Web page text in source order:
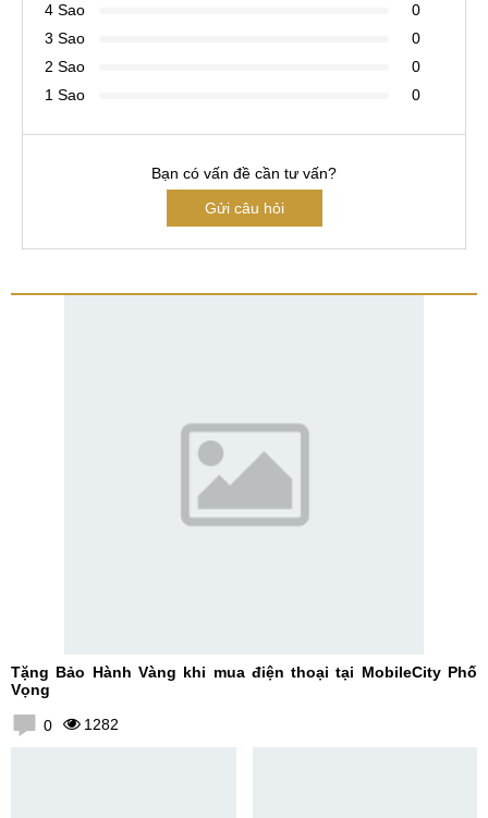
4 Sao
0
3 Sao
0
2 Sao
0
1 Sao
0
Bạn có vấn đề cần tư vấn?
Gửi câu hỏi
Tặng Bảo Hành Vàng khi mua điện thoại tại MobileCity Phố
Vọng
0 1282